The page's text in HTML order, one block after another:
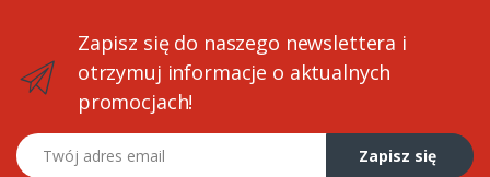
Zapisz się do naszego newslettera i
otrzymuj informacje o aktualnych
promocjach!
Twój adres email
Zapisz się